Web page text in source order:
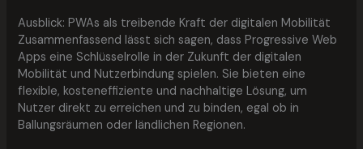
Ausblick: PWAs als treibende Kraft der digitalen Mobilität
Zusammenfassend lässt sich sagen, dass Progressive Web
Apps eine Schlüsselrolle in der Zukunft der digitalen
Mobilität und Nutzerbindung spielen. Sie bieten eine
flexible, kosteneffiziente und nachhaltige Lösung, um
Nutzer direkt zu erreichen und zu binden, egal ob in
Ballungsräumen oder ländlichen Regionen.